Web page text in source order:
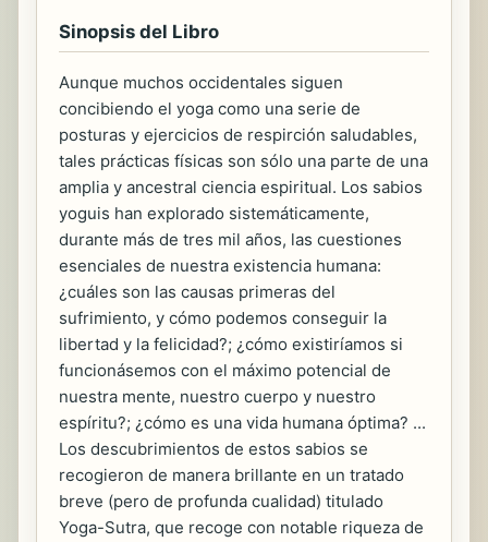
Sinopsis del Libro
Aunque muchos occidentales siguen
concibiendo el yoga como una serie de
posturas y ejercicios de respirción saludables,
tales prácticas físicas son sólo una parte de una
amplia y ancestral ciencia espiritual. Los sabios
yoguis han explorado sistemáticamente,
durante más de tres mil años, las cuestiones
esenciales de nuestra existencia humana:
¿cuáles son las causas primeras del
sufrimiento, y cómo podemos conseguir la
libertad y la felicidad?; ¿cómo existiríamos si
funcionásemos con el máximo potencial de
nuestra mente, nuestro cuerpo y nuestro
espíritu?; ¿cómo es una vida humana óptima? ...
Los descubrimientos de estos sabios se
recogieron de manera brillante en un tratado
breve (pero de profunda cualidad) titulado
Yoga-Sutra, que recoge con notable riqueza de